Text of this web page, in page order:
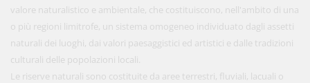
valore naturalistico e ambientale, che costituiscono, nell'ambito di una
o più regioni limitrofe, un sistema omogeneo individuato dagli assetti
naturali dei luoghi, dai valori paesaggistici ed artistici e dalle tradizioni
culturali delle popolazioni locali.
Le riserve naturali sono costituite da aree terrestri, fluviali, lacuali o